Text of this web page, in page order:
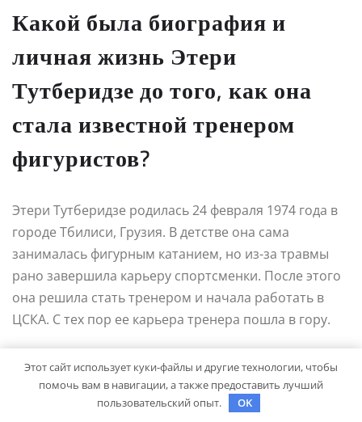
Какой была биография и
личная жизнь Этери
Тутберидзе до того, как она
стала известной тренером
фигуристов?
Этери Тутберидзе родилась 24 февраля 1974 года в
городе Тбилиси, Грузия. В детстве она сама
занималась фигурным катанием, но из-за травмы
рано завершила карьеру спортсменки. После этого
она решила стать тренером и начала работать в
ЦСКА. С тех пор ее карьера тренера пошла в гору.
studiohallo_
Этот сайт использует куки-файлы и другие технологии, чтобы
помочь вам в навигации, а также предоставить лучший
пользовательский опыт.
OK